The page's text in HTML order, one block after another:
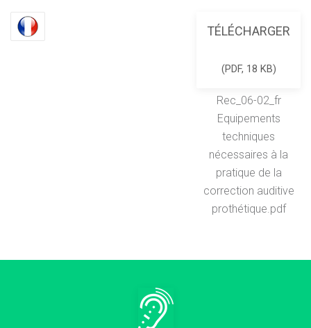
TÉLÉCHARGER
(PDF, 18 KB)
Rec_06-02_fr
Equipements
techniques
nécessaires à la
pratique de la
correction auditive
prothétique.pdf